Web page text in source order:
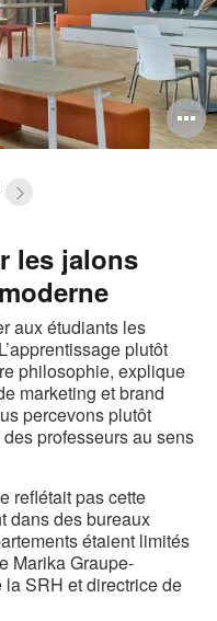
les jalons
aux étudiants les
plutôt
philosophie, explique
marketing et brand
percevons plutôt
professeurs au sens
reflétait pas cette
dans des bureaux
étaient limités
Marika Graupe-
SRH et directrice de